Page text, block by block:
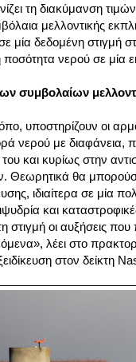
τη διακύμανση
μελλοντικής
μία δεδομένη στιγμή
ποσότητα νερού σε μία
συμβολαίων
υποστηρίζουν οι
νερού με διαφάνεια,
και κυρίως στην
Θεωρητικά θα
ιδιαίτερα σε μία
και
στιγμή οι αυξήσεις
λέει στο
στον δείκτη